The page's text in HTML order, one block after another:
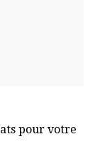
pour votre